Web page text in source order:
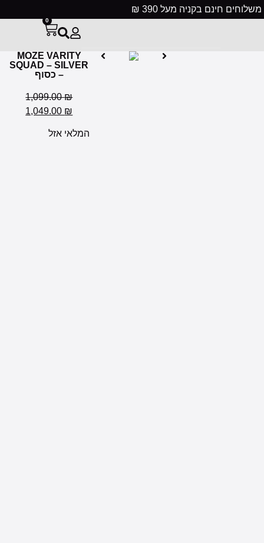
חינם בקניה מעל 390 ₪
0
MOZE VARITY
SQUAD – SILVER
– כסוף
1,099.00
1,049.00
המלאי אזל